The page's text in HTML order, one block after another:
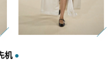
机●